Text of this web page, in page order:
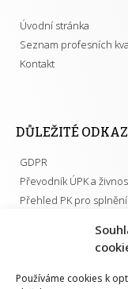
Používáme cookies k
Úvodní stránka
Seznam profesních
Kontakt
DŮLEŽITÉ
GDPR
Převodník ÚPK a
Přehled PK pro